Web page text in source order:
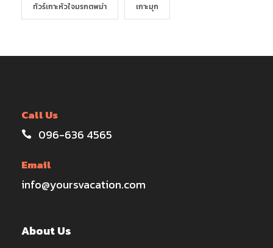
ทัวร์เกาะหัวใจมรกตพม่า เกาะมุก
Call Us
096-636 4565
Email
info@yoursvacation.com
About Us